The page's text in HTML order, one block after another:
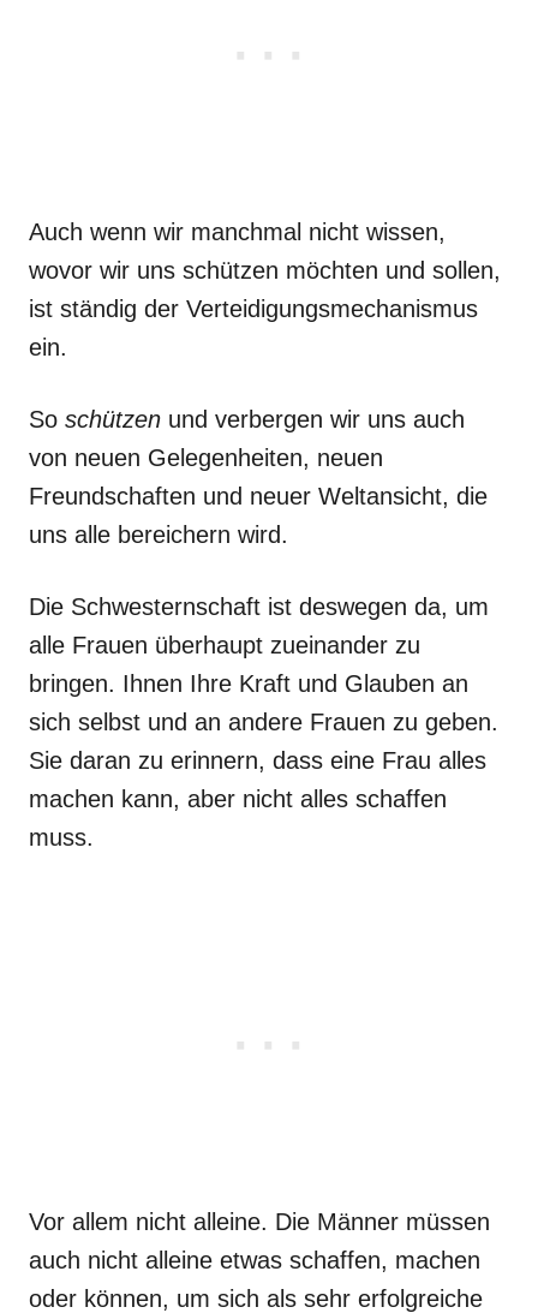
Auch wenn wir manchmal nicht wissen,
wovor wir uns schützen möchten und sollen,
ist ständig der Verteidigungsmechanismus
ein.
So schützen und verbergen wir uns auch
von neuen Gelegenheiten, neuen
Freundschaften und neuer Weltansicht, die
uns alle bereichern wird.
Die Schwesternschaft ist deswegen da, um
alle Frauen überhaupt zueinander zu
bringen. Ihnen Ihre Kraft und Glauben an
sich selbst und an andere Frauen zu geben.
Sie daran zu erinnern, dass eine Frau alles
machen kann, aber nicht alles schaffen
muss.
Vor allem nicht alleine. Die Männer müssen
auch nicht alleine etwas schaffen, machen
oder können, um sich als sehr erfolgreiche